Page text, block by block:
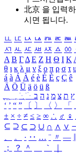
北京 을 입력
시면 됩니다.
ㅥ ㅦ ㅧ ㅨ ㅩ ㅪ ㅫ
ㅺ ㅻ ㅼ ㅽ ㅾ ㅿ ㆀ
Α Β ΓΔ Ε Ζ Η Θ Ι Κ
θ ι κ λ μ ν ξ ο π ρ σ τ
á à Á À é è É È ç Ç ê
Ä Ö Ü ä ö ü ß
ִֶֹ ֻּ ׁׂ ץ ת צ מ נ ה ב
‘ ’ “ ” 〔 〕 〈 〉 「
± × ÷ ≠ ≤ ≥ ∞ ∴ ♂ ♀
⊆ ⊇ ⊂ ⊃ ∪ ∩ ∧ ∨
、
。 · ‥ … ¨ 〃 ―
；
？ ＾ ｀